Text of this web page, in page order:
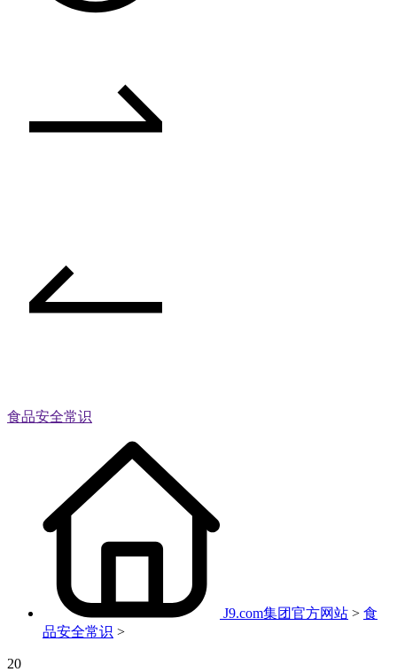
食品安全常识
J9.com集团官方网站 > 食
品安全常识 >
20